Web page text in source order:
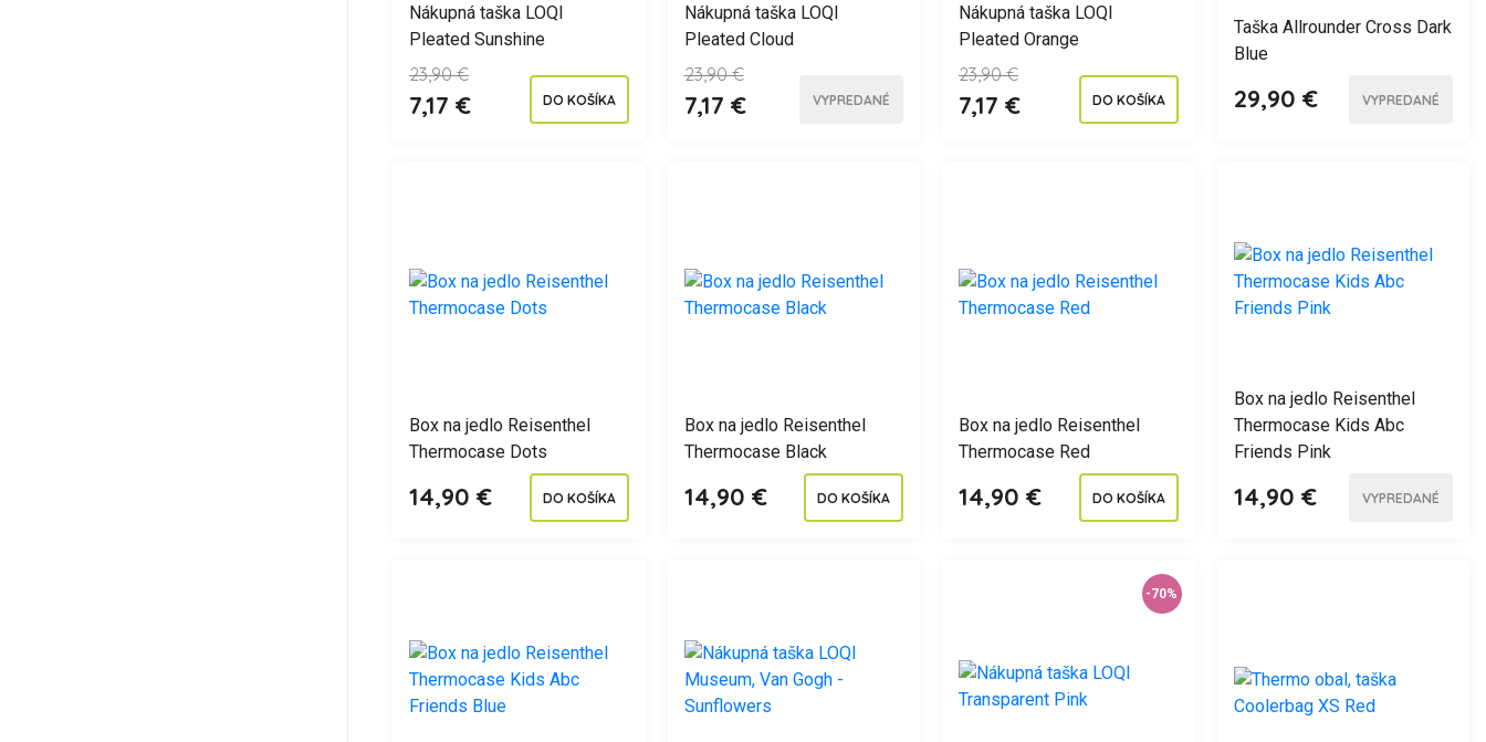
Nákupná taška LOQI
Pleated Sunshine
23,90 €
7,17 € DO KOŠÍKA
Nákupná taška LOQI
Pleated Cloud
23,90 €
7,17 € VYPREDANÉ
Nákupná taška LOQI
Pleated Orange
23,90 €
7,17 € DO KOŠÍKA
Taška Allrounder Cross Dark
Blue
29,90 € VYPREDANÉ
Box na jedlo Reisenthel
Thermocase Dots
14,90 € DO KOŠÍKA
Box na jedlo Reisenthel
Thermocase Black
14,90 € DO KOŠÍKA
Box na jedlo Reisenthel
Thermocase Red
14,90 € DO KOŠÍKA
Box na jedlo Reisenthel
Thermocase Kids Abc
Friends Pink
14,90 € VYPREDANÉ
-70%